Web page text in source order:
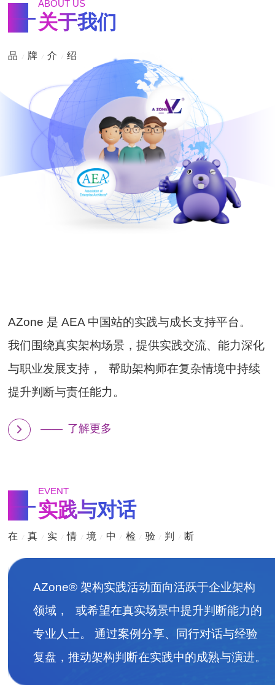
ABOUT US
关于我们
品 / 牌 / 介 / 绍
AZone 是 AEA 中国站的实践与成长支持平台。
我们围绕真实架构场景，提供实践交流、能力深化
与职业发展支持， 帮助架构师在复杂情境中持续
提升判断与责任能力。
—— 了解更多
EVENT
实践与对话
在 / 真 / 实 / 情 / 境 / 中 / 检 / 验 / 判 / 断
AZone® 架构实践活动面向活跃于企业架构
领域， 或希望在真实场景中提升判断能力的
专业人士。 通过案例分享、同行对话与经验
复盘，推动架构判断在实践中的成熟与演进。